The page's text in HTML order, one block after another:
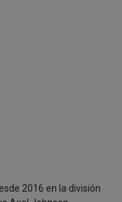
2016 en la división